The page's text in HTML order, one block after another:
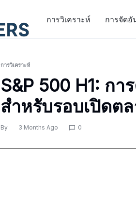
การวิเคราะห์ การจัดอั
การวิเคราะห์
S&P 500 H1: ก
สำหรับรอบเปิดต
By 3 Months Ago 0